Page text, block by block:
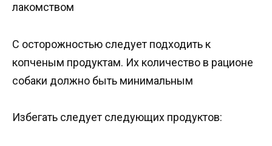
лакомством
С осторожностью следует подходить к
копченым продуктам. Их количество в рационе
собаки должно быть минимальным
Избегать следует следующих продуктов: